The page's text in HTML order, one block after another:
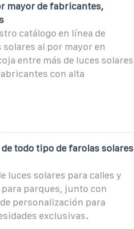
mayor de fabricantes,
catálogo en línea de
al por mayor en
entre más de luces solares
con alta
todo tipo de farolas solares
luces solares para calles y
parques, junto con
personalización para
exclusivas.